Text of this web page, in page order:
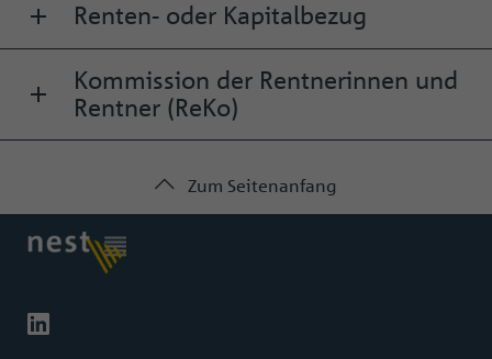
Renten- oder Kapitalbezug
Kommission der Rentnerinnen und
Rentner (ReKo)
Zum Seitenanfang